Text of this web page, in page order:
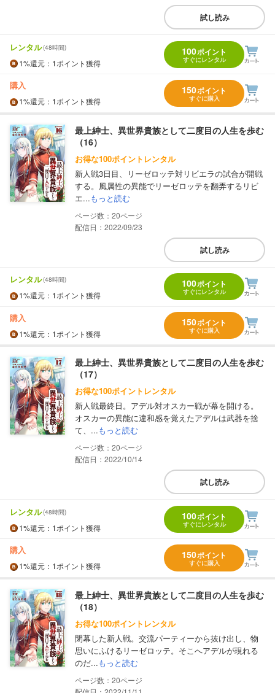
試し読み
レンタル(48時間)
1%還元 ：1ポイント獲得
100ポイント
すぐにレンタル
購入
1%還元 ：1ポイント獲得
150ポイント
すぐに購入
最上紳士、異世界貴族として二度目の人生を歩む
（16）
お得な100ポイントレンタル
新人戦3日目、リーゼロッテ対リビエラの試合が開戦
する。風属性の異能でリーゼロッテを翻弄するリビ
エ...もっと読む
20
配信日：2022/09/23
試し読み
レンタル(48時間)
1%還元 ：1ポイント獲得
100ポイント
すぐにレンタル
購入
1%還元 ：1ポイント獲得
150ポイント
すぐに購入
最上紳士、異世界貴族として二度目の人生を歩む
（17）
お得な100ポイントレンタル
新人戦最終日。アデル対オスカー戦が幕を開ける。
オスカーの異能に違和感を覚えたアデルは武器を捨
て、...もっと読む
20
配信日：2022/10/14
試し読み
レンタル(48時間)
1%還元 ：1ポイント獲得
100ポイント
すぐにレンタル
購入
1%還元 ：1ポイント獲得
150ポイント
すぐに購入
最上紳士、異世界貴族として二度目の人生を歩む
（18）
お得な100ポイントレンタル
閉幕した新人戦。交流パーティーから抜け出し、物
思いにふけるリーゼロッテ。そこへアデルが現れる
のだ...もっと読む
20